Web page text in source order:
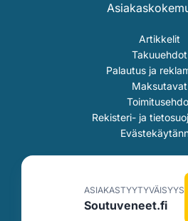
Artikkelit
Takuuehdot
Palautus ja
Maksutavat
Rekisteri- ja
ASIAKASTYYTYVÄISYYS
Soutuveneet.fi